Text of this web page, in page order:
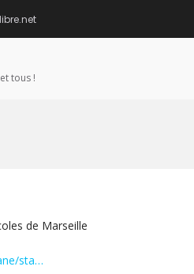
tous !
de Marseille
sta…